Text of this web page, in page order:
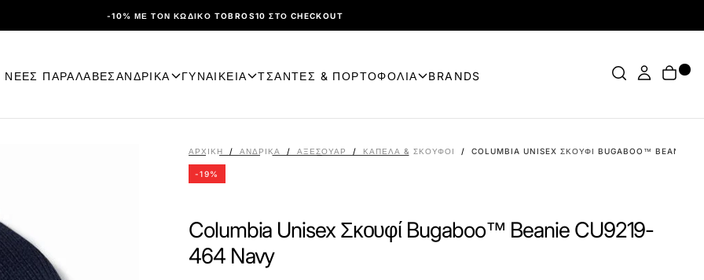
-10% ΜΕ ΤΟΝ ΚΩΔΙΚΌ TOBROS10 ΣΤΟ CHECKOUT
ΝΕΕΣ ΠΑΡΑΛΑΒΕΣΑΝΔΡΙΚΑ ΓΥΝΑΙΚΕΙΑ ΤΣΑΝΤΕΣ & ΠΟΡΤΟΦΟΛΙΑ BRANDS
ΑΡΧΙΚΉ / ΑΝΔΡΙΚΑ / ΑΞΕΣΟΥΆΡ / ΚΑΠΈΛΑ & ΣΚΟΎΦΟΙ / COLUMBIA UNISEX ΣΚΟΥΦΊ BUGABOO™ BEANIE
-19%
Columbia Unisex Σκουφί Bugaboo™ Beanie CU9219-
464 Navy